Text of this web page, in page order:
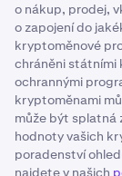
o nákup, prodej,
o zapojení do
kryptoměnové
chráněni státními
ochrannými
kryptoměnami
může být splatná
hodnoty vašich
poradenství
najdete v našich